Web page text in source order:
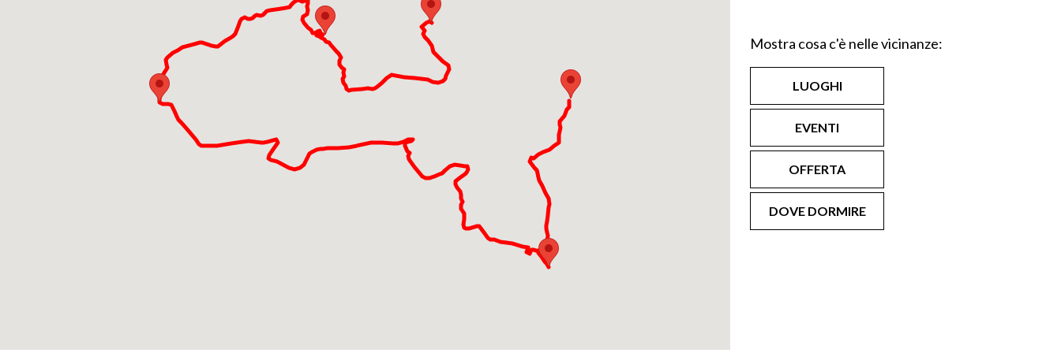
Battistero di San Giovanni Battista.
Montorfano: paesino immerso nel verde ai piedi del monte Orfano. Chiesa romanica di
San Giovanni Battista risale all'Xi e XII secolo.
Mostra cosa c'è nelle vicinanze:
LUOGHI
EVENTI
OFFERTA
DOVE DORMIRE